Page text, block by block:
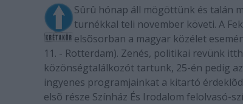
Sûrû hónap áll mögöttünk és talán
turnékkal teli november követi. A
elsõsorban a magyar közélet
11. - Rotterdam). Zenés, politikai revünk
közönségtalálkozót tartunk, 25-én pedig
ingyenes programjainkat a kitartó
elsõ része Színház És Irodalom felolvasó-